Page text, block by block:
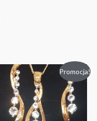
Promocja!